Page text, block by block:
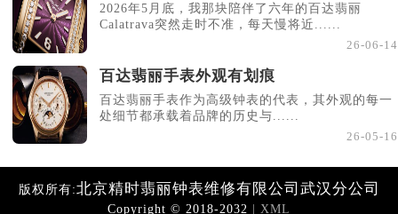
2026年5月底，我那块陪伴了六年的百达翡丽
Calatrava突然走时不准，每天慢将近......
26-06-14
百达翡丽手表外观有划痕
百达翡丽手表作为高级钟表的代表，其外观的每一
处细节都承载着品牌的历史与......
26-05-16
版权所有:北京精时翡丽钟表维修有限公司武汉分公司
Copyright © 2018-2032 | XML